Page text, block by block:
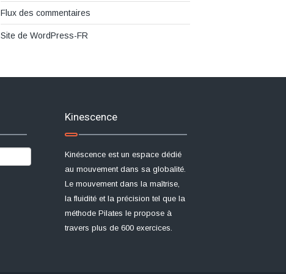
Flux des commentaires
Site de WordPress-FR
Kinescence
Kinéscence est un espace dédié
au mouvement dans sa globalité.
Le mouvement dans la maîtrise,
la fluidité et la précision tel que la
méthode Pilates le propose à
travers plus de 600 exercices.